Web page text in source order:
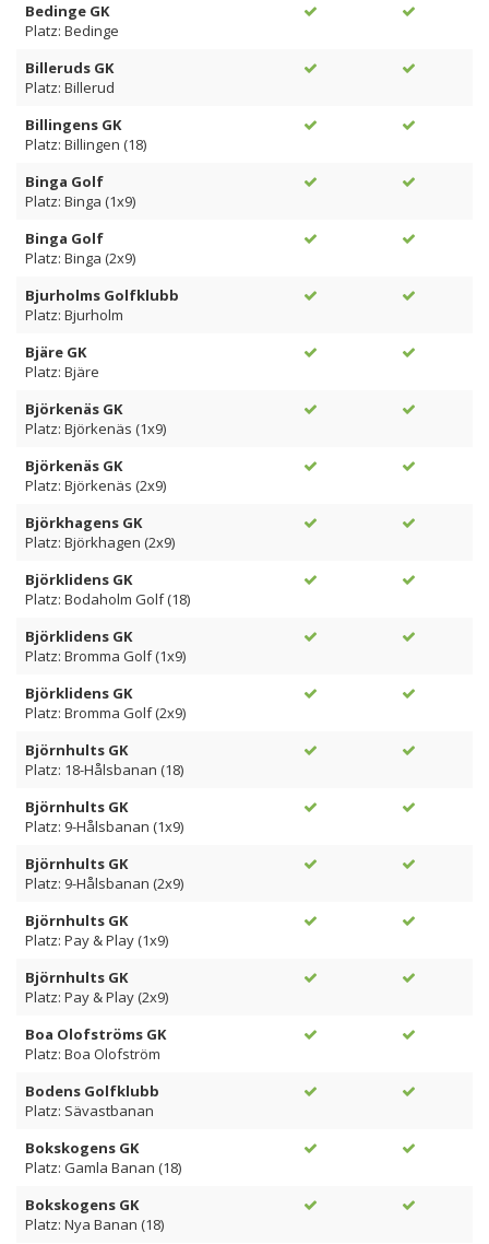
Bedinge GK
Platz: Bedinge
Billeruds GK
Platz: Billerud
Billingens GK
Platz: Billingen (18)
Binga Golf
Platz: Binga (1x9)
Binga Golf
Platz: Binga (2x9)
Bjurholms Golfklubb
Platz: Bjurholm
Bjäre GK
Platz: Bjäre
Björkenäs GK
Platz: Björkenäs (1x9)
Björkenäs GK
Platz: Björkenäs (2x9)
Björkhagens GK
Platz: Björkhagen (2x9)
Björklidens GK
Platz: Bodaholm Golf (18)
Björklidens GK
Platz: Bromma Golf (1x9)
Björklidens GK
Platz: Bromma Golf (2x9)
Björnhults GK
Platz: 18-Hålsbanan (18)
Björnhults GK
Platz: 9-Hålsbanan (1x9)
Björnhults GK
Platz: 9-Hålsbanan (2x9)
Björnhults GK
Platz: Pay & Play (1x9)
Björnhults GK
Platz: Pay & Play (2x9)
Boa Olofströms GK
Platz: Boa Olofström
Bodens Golfklubb
Platz: Sävastbanan
Bokskogens GK
Platz: Gamla Banan (18)
Bokskogens GK
Platz: Nya Banan (18)